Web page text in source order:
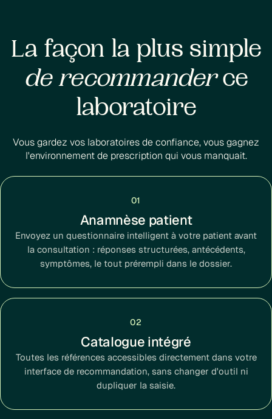
La façon la plus simple
de recommanderce
laboratoire
Vous gardez vos laboratoires de confiance, vous gagnez
l'environnement de prescription qui vous manquait.
01
Anamnèse patient
Envoyez un questionnaire intelligent à votre patient avant
la consultation : réponses structurées, antécédents,
symptômes, le tout prérempli dans le dossier.
02
Catalogue intégré
Toutes les références accessibles directement dans votre
interface de recommandation, sans changer d'outil ni
dupliquer la saisie.